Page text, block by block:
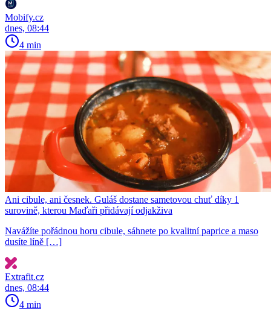
Mobify.cz
dnes, 08:44
4 min
Ani cibule, ani česnek. Guláš dostane sametovou chuť díky 1
surovině, kterou Maďaři přidávají odjakživa
Navážíte pořádnou horu cibule, sáhnete po kvalitní paprice a maso
dusíte líně […]
Extrafit.cz
dnes, 08:44
4 min